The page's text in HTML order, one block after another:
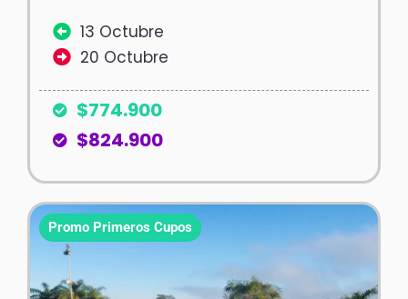
13 Octubre
20 Octubre
$774.900
$824.900
Promo Primeros Cupos